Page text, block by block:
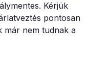
Kérjük
pontosan
már nem tudnak a